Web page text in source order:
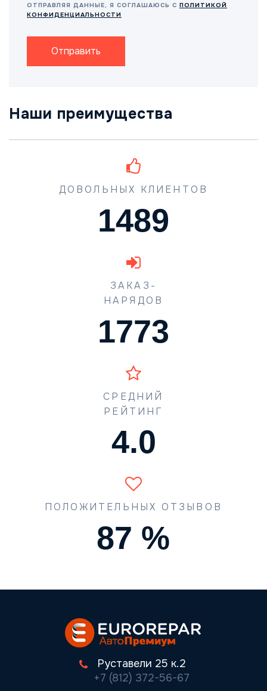
ОТПРАВЛЯЯ ДАННЫЕ, Я СОГЛАШАЮСЬ С ПОЛИТИКОЙ
КОНФИДЕНЦИАЛЬНОСТИ
Отправить
Наши преимущества
ДОВОЛЬНЫХ КЛИЕНТОВ
1489
ЗАКАЗ-
НАРЯДОВ
1773
СРЕДНИЙ
РЕЙТИНГ
4.5
ПОЛОЖИТЕЛЬНЫХ ОТЗЫВОВ
90 %
Руставели 25 к.2
+7 (812) 372-56-67